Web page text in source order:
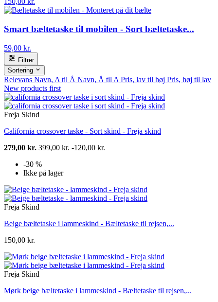
Smart bæltetaske til mobilen - Sort bæltetaske...
59,00 kr.
Filtrer
Sortering
Relevans Navn, A til Å Navn, Å til A Pris, lav til høj Pris, høj til lav
New products first
Freja Skind
California crossover taske - Sort skind - Freja skind
279,00 kr. 399,00 kr. -120,00 kr.
-30 %
Ikke på lager
Freja Skind
Beige bæltetaske i lammeskind - Bæltetaske til rejsen,...
150,00 kr.
Freja Skind
Mørk beige bæltetaske i lammeskind - Bæltetaske til rejsen,...